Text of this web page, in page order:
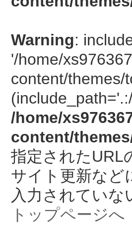
Warning:
'/home/
content/themes/
/home/
content/
指定されたURL
サイト更新など
入力されていな
トップページへ